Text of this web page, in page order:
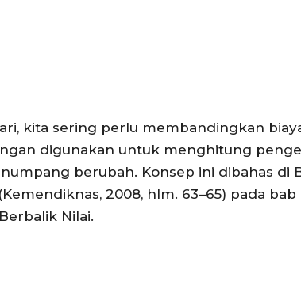
kita sering perlu membandingkan
digunakan untuk menghitung
berubah. Konsep ini dibahas di
2008, hlm. 63–65) pada bab
Nilai.